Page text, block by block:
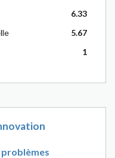
6.33
5.67
1